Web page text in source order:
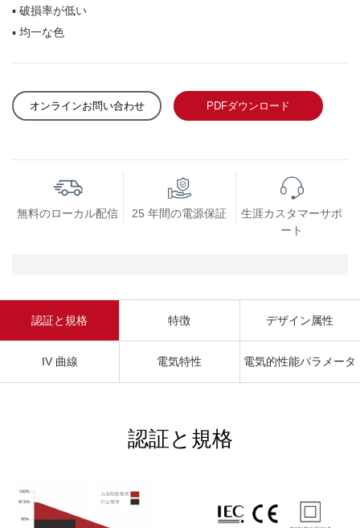
▪ 破損率が低い
▪ 均一な色
オンラインお問い合わせ PDFダウンロード
無料のローカル配信 25 年間の電源保証
生涯カスタマーサポ
ート
認証と規格 特徴 デザイン属性
IV 曲線 電気特性 電気的性能パラメータ
認証と規格